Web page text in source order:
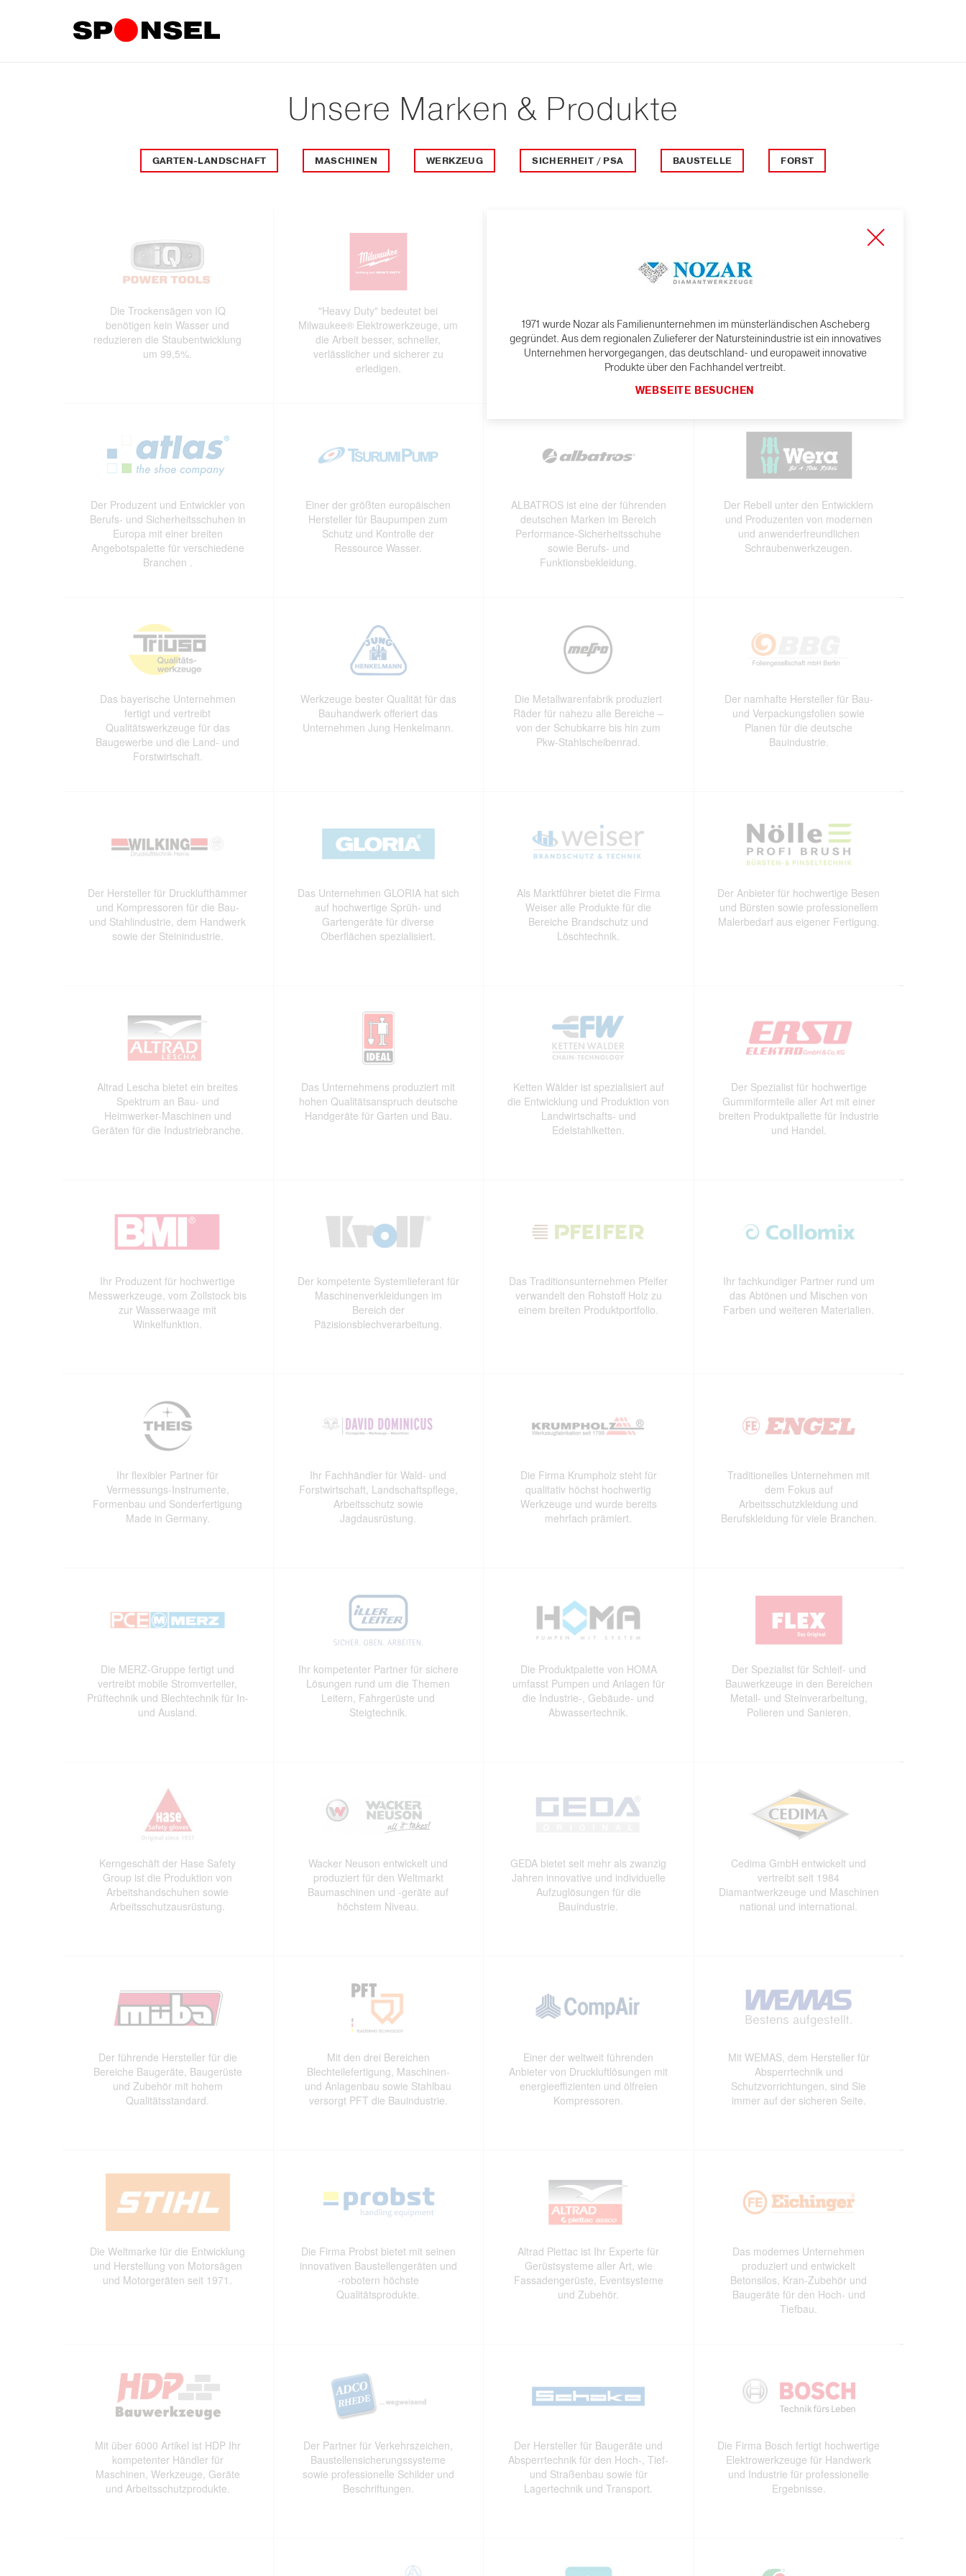
Unsere Marken & Produkte
GARTEN-LANDSCHAFT MASCHINEN WERKZEUG SICHERHEIT / PSA BAUSTELLE FORST
Die Trockensägen von IQ
benötigen kein Wasser und
reduzieren die Staubentwicklung
um 99,5%.
"Heavy Duty" bedeutet bei
Milwaukee® Elektrowerkzeuge, um
die Arbeit besser, schneller,
verlässlicher und sicherer zu
erledigen.
für starkes Produktdesign und ein
Komplettsortiment für den
Gartenbedarf.
Lieferant für Spitzentechnologie:
Langlebige Powertools für Profis!
Der Produzent und Entwickler von
Berufs- und Sicherheitsschuhen in
Europa mit einer breiten
Angebotspalette für verschiedene
Branchen .
Einer der größten europäischen
Hersteller für Baupumpen zum
Schutz und Kontrolle der
Ressource Wasser.
ALBATROS ist eine der führenden
deutschen Marken im Bereich
Performance-Sicherheitsschuhe
sowie Berufs- und
Funktionsbekleidung.
Der Rebell unter den Entwicklern
und Produzenten von modernen
und anwenderfreundlichen
Schraubenwerkzeugen.
Das bayerische Unternehmen
fertigt und vertreibt
Qualitätswerkzeuge für das
Baugewerbe und die Land- und
Forstwirtschaft.
Werkzeuge bester Qualität für das
Bauhandwerk offeriert das
Unternehmen Jung Henkelmann.
Die Metallwarenfabrik produziert
Räder für nahezu alle Bereiche –
von der Schubkarre bis hin zum
Pkw-Stahlscheibenrad.
Der namhafte Hersteller für Bau-
und Verpackungsfolien sowie
Planen für die deutsche
Bauindustrie.
Der Hersteller für Drucklufthämmer
und Kompressoren für die Bau-
und Stahlindustrie, dem Handwerk
sowie der Steinindustrie.
Das Unternehmen GLORIA hat sich
auf hochwertige Sprüh- und
Gartengeräte für diverse
Oberflächen spezialisiert.
Als Marktführer bietet die Firma
Weiser alle Produkte für die
Bereiche Brandschutz und
Löschtechnik.
Der Anbieter für hochwertige Besen
und Bürsten sowie professionellem
Malerbedarf aus eigener Fertigung.
Altrad Lescha bietet ein breites
Spektrum an Bau- und
Heimwerker-Maschinen und
Geräten für die Industriebranche.
Das Unternehmens produziert mit
hohen Qualitätsanspruch deutsche
Handgeräte für Garten und Bau.
Ketten Wälder ist spezialisiert auf
die Entwicklung und Produktion von
Landwirtschafts- und
Edelstahlketten.
Der Spezialist für hochwertige
Gummiformteile aller Art mit einer
breiten Produktpallette für Industrie
und Handel.
Ihr Produzent für hochwertige
Messwerkzeuge, vom Zollstock bis
zur Wasserwaage mit
Winkelfunktion.
Der kompetente Systemlieferant für
Maschinenverkleidungen im
Bereich der
Päzisionsblechverarbeitung.
Das Traditionsunternehmen Pfeifer
verwandelt den Rohstoff Holz zu
einem breiten Produktportfolio.
Ihr fachkundiger Partner rund um
das Abtönen und Mischen von
Farben und weiteren Materialien.
Ihr flexibler Partner für
Vermessungs-Instrumente,
Formenbau und Sonderfertigung
Made in Germany.
Ihr Fachhändler für Wald- und
Forstwirtschaft, Landschaftspflege,
Arbeitsschutz sowie
Jagdausrüstung.
Die Firma Krumpholz steht für
qualitativ höchst hochwertig
Werkzeuge und wurde bereits
mehrfach prämiert.
Traditionelles Unternehmen mit
dem Fokus auf
Arbeitsschutzkleidung und
Berufskleidung für viele Branchen.
Die MERZ-Gruppe fertigt und
vertreibt mobile Stromverteiler,
Prüftechnik und Blechtechnik für In-
und Ausland.
Ihr kompetenter Partner für sichere
Lösungen rund um die Themen
Leitern, Fahrgerüste und
Steigtechnik.
Die Produktpalette von HOMA
umfasst Pumpen und Anlagen für
die Industrie-, Gebäude- und
Abwassertechnik.
Der Spezialist für Schleif- und
Bauwerkzeuge in den Bereichen
Metall- und Steinverarbeitung,
Polieren und Sanieren.
Kerngeschäft der Hase Safety
Group ist die Produktion von
Arbeitshandschuhen sowie
Arbeitsschutzausrüstung.
Wacker Neuson entwickelt und
produziert für den Weltmarkt
Baumaschinen und -geräte auf
höchstem Niveau.
GEDA bietet seit mehr als zwanzig
Jahren innovative und individuelle
Aufzuglösungen für die
Bauindustrie.
Cedima GmbH entwickelt und
vertreibt seit 1984
Diamantwerkzeuge und Maschinen
national und international.
Der führende Hersteller für die
Bereiche Baugeräte, Baugerüste
und Zubehör mit hohem
Qualitätsstandard.
Mit den drei Bereichen
Blechteilefertigung, Maschinen-
und Anlagenbau sowie Stahlbau
versorgt PFT die Bauindustrie.
Einer der weltweit führenden
Anbieter von Druckluftlösungen mit
energieeffizienten und ölfreien
Kompressoren.
Mit WEMAS, dem Hersteller für
Absperrtechnik und
Schutzvorrichtungen, sind Sie
immer auf der sicheren Seite.
Die Weltmarke für die Entwicklung
und Herstellung von Motorsägen
und Motorgeräten seit 1971.
Die Firma Probst bietet mit seinen
innovativen Baustellengeräten und
-robotern höchste
Qualitätsprodukte.
Altrad Plettac ist Ihr Experte für
Gerüstsysteme aller Art, wie
Fassadengerüste, Eventsysteme
und Zubehör.
Das modernes Unternehmen
produziert und entwickelt
Betonsilos, Kran-Zubehör und
Baugeräte für den Hoch- und
Tiefbau.
Mit über 6000 Artikel ist HDP Ihr
kompetenter Händler für
Maschinen, Werkzeuge, Geräte
und Arbeitsschutzprodukte.
Der Partner für Verkehrszeichen,
Baustellensicherungssysteme
sowie professionelle Schilder und
Beschriftungen.
Der Hersteller für Baugeräte und
Absperrtechnik für den Hoch-, Tief-
und Straßenbau sowie für
Lagertechnik und Transport.
Die Firma Bosch fertigt hochwertige
Elektrowerkzeuge für Handwerk
und Industrie für professionelle
Ergebnisse.
1971 wurde Nozar als Familienunternehmen im münsterländischen Ascheberg
gegründet. Aus dem regionalen Zulieferer der Natursteinindustrie ist ein innovatives
Unternehmen hervorgegangen, das deutschland- und europaweit innovative
Produkte über den Fachhandel vertreibt.
WEBSEITE BESUCHEN